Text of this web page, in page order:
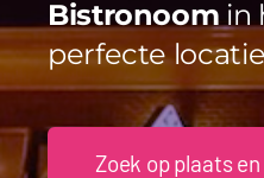
Bistronoom in
perfecte
Zoek op plaats